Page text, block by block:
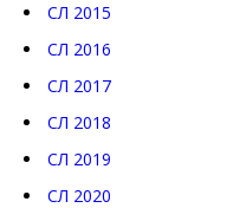
СЛ 2015
СЛ 2016
СЛ 2017
СЛ 2018
СЛ 2019
СЛ 2020